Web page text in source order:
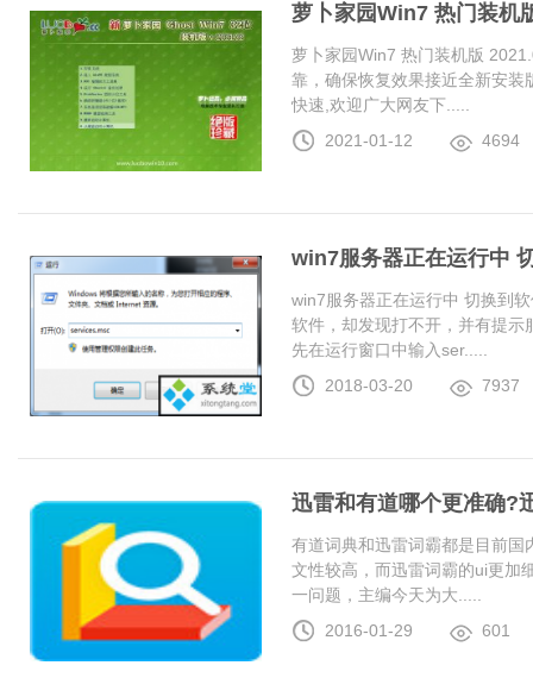
萝卜家园Win7 热门装机
萝卜家园Win7 热门装机版
靠，确保恢复效果接近全新安
快速,欢迎广大网友下.....
2021-01-12
4694
win7服务器正在运行中
win7服务器正在运行中 切换到
软件，却发现打不开，并有提
先在运行窗口中输入ser.....
2018-03-20
7937
迅雷和有道哪个更准确?
有道词典和迅雷词霸都是目前
文性较高，而迅雷词霸的ui更加
一问题，主编今天为大.....
2016-01-29
601